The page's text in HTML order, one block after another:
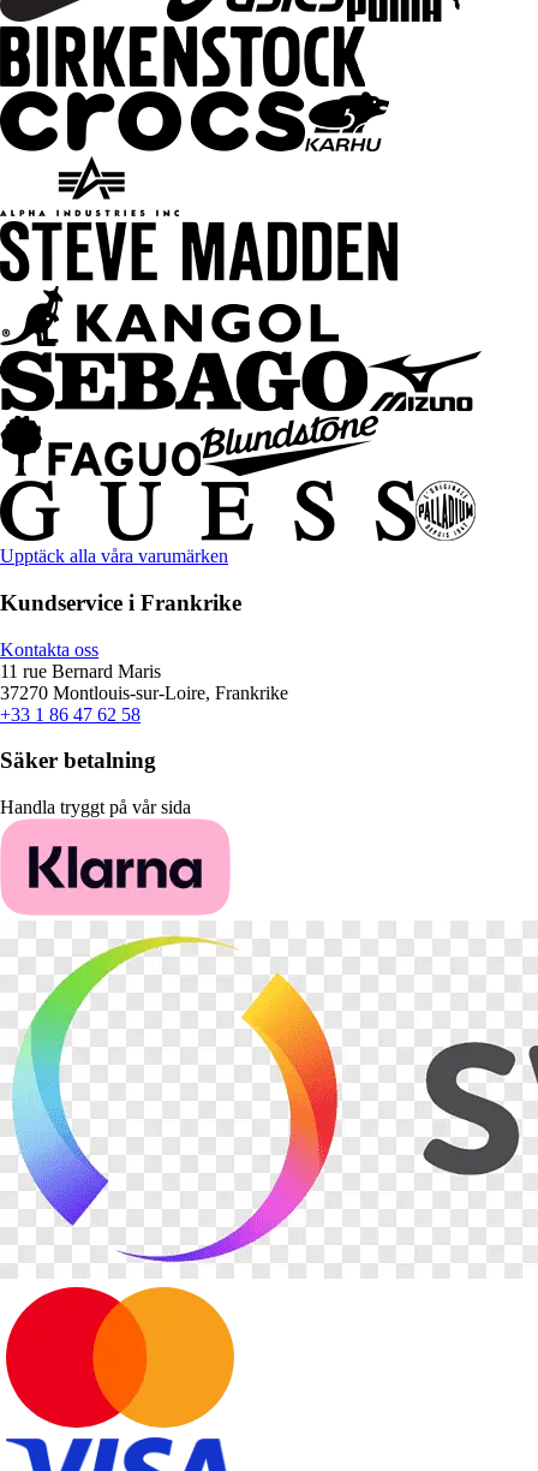
Upptäck alla våra varumärken
Kundservice i Frankrike
Kontakta oss
11 rue Bernard Maris
37270 Montlouis-sur-Loire, Frankrike
+33 1 86 47 62 58
Säker betalning
Handla tryggt på vår sida